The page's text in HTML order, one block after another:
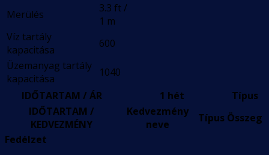
Merülés
3.3 ft /
1 m
Víz tartály
kapacitása
600
Üzemanyag tartály
kapacitása
1040
IDŐTARTAM / ÁR
1 hét
Típus
IDŐTARTAM /
KEDVEZMÉNY
Kedvezmény
neve
Típus Összeg
Fedélzet